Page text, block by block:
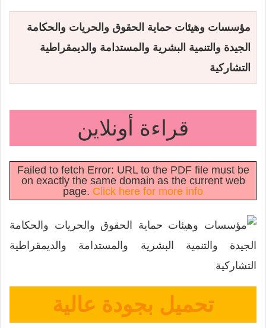
مؤسسات وهيئات حماية الحقوق والحريات والحكامة
الجيدة والتنمية البشرية والمستدامة والديمقراطية
التشاركية
قراءة أونلاين
Failed to fetch Error: URL to the PDF file must be
on exactly the same domain as the current web
page. Click here for more info
تحميل بجودة عالية